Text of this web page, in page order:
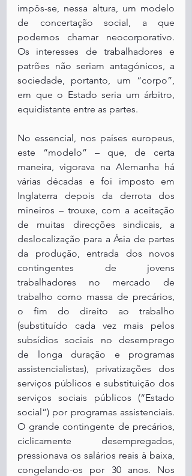
impôs-se, nessa altura, um modelo
de concertação social, a que
podemos chamar neocorporativo.
Os interesses de trabalhadores e
patrões não seriam antagónicos, a
sociedade, portanto, um “corpo”,
em que o Estado seria um árbitro,
equidistante entre as partes.
No essencial, nos países europeus,
este “modelo” – que, de certa
maneira, vigorava na Alemanha há
várias décadas e foi imposto em
Inglaterra depois da derrota dos
mineiros – trouxe, com a aceitação
de muitas direcções sindicais, a
deslocalização para a Ásia de partes
da produção, entrada dos novos
contingentes de jovens
trabalhadores no mercado de
trabalho como massa de precários,
o fim do direito ao trabalho
(substituído cada vez mais pelos
subsídios sociais no desemprego
de longa duração e programas
assistencialistas), privatizações dos
serviços públicos e substituição dos
serviços sociais públicos (“Estado
social”) por programas assistenciais.
O grande contingente de precários,
ciclicamente desempregados,
pressionava os salários reais à baixa,
congelando-os por 30 anos. Nos